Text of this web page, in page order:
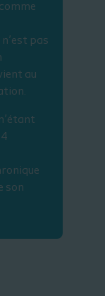
pas
au
son